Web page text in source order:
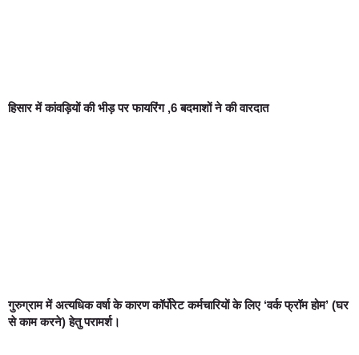
हिसार में कांवड़ियों की भीड़ पर फायरिंग ,6 बदमाशों ने की वारदात
गुरुग्राम में अत्यधिक वर्षा के कारण कॉर्पोरेट कर्मचारियों के लिए ‘वर्क फ्रॉम होम’ (घर
से काम करने) हेतु परामर्श।